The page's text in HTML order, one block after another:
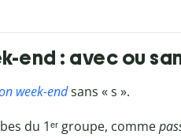
end : avec ou
week-endsans « s ».
du 1ᵉʳ groupe, comme